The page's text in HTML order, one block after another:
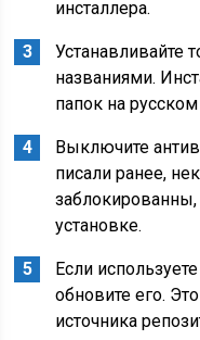
инсталлера.
Устанавливайте
названиями.
папок на
Выключите
писали ранее,
установке.
Если
обновите его.
источника